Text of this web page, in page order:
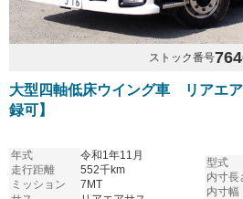
ストック番号
大型四軸低床ウイング車 リアエ
録可】
年式
令和1年11月
走行距離
552千km
ミッション
7MT
型式
内寸長
内寸幅